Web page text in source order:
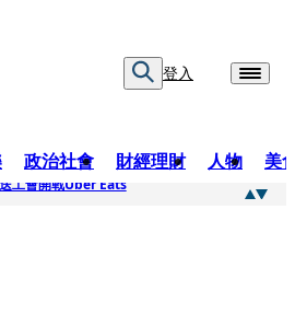
登入
政治社會 財經理財 人物 美
工會開戰Uber Eats